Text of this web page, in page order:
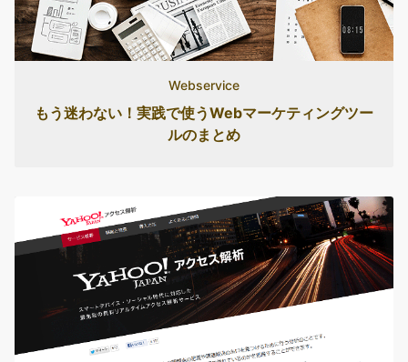
Webservice
もう迷わない！実践で使うWebマーケティングツー
ルのまとめ